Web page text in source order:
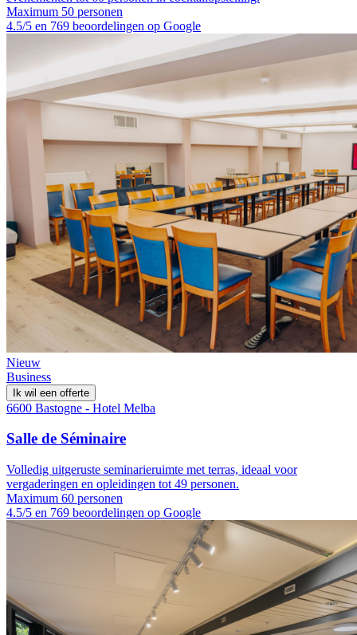
Maximum 50 personen
4.5/5 en 769 beoordelingen op Google
Nieuw
Business
Ik wil een offerte
6600 Bastogne - Hotel Melba
Salle de Séminaire
Volledig uitgeruste seminarieruimte met terras, ideaal voor
vergaderingen en opleidingen tot 49 personen.
Maximum 60 personen
4.5/5 en 769 beoordelingen op Google